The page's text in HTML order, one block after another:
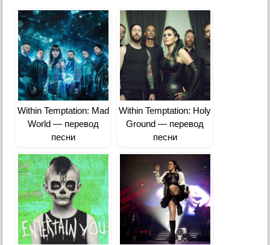
Within Temptation: Mad
World — перевод
песни
Within Temptation: Holy
Ground — перевод
песни